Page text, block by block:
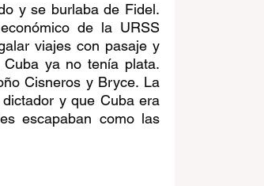
y se burlaba de Fidel.
de la URSS
viajes con pasaje y
ya no tenía plata.
Cisneros y Bryce. La
y que Cuba era
escapaban como las